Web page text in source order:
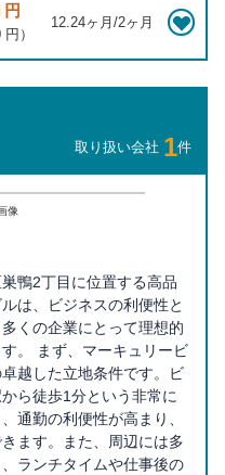
円
）
12.24ヶ月/2ヶ月
取り扱い会社 1件
像
鴨2丁目に位置する高品
は、ビジネスの利便性と
くの企業にとって理想的
。 まず、マーキュリービ
越した立地条件です。ビ
ら徒歩1分という非常に
通勤の利便性が高まり、
ます。また、周辺には多
ランチタイムや仕事後の